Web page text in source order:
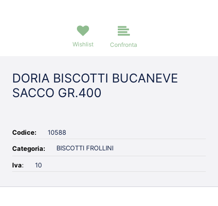
Wishlist Confronta
DORIA BISCOTTI BUCANEVE
SACCO GR.400
Codice: 10588
Categoria: BISCOTTI FROLLINI
Iva: 10